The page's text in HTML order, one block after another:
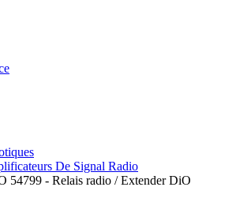
De Signal Radio
54799 - Relais radio / Extender DiO